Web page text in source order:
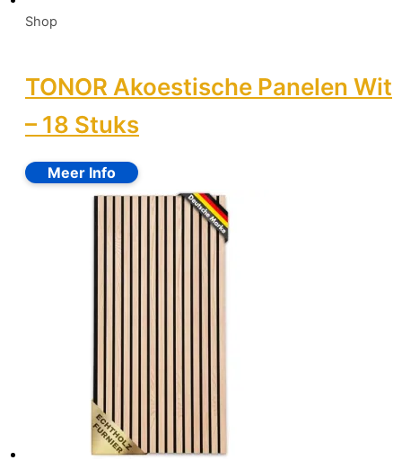
Shop
TONOR Akoestische Panelen Wit
– 18 Stuks